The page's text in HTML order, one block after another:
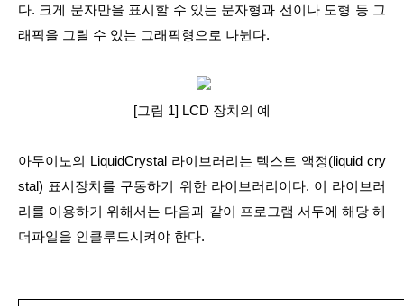
다. 크게 문자만을 표시할 수 있는 문자형과 선이나 도형 등 그
래픽을 그릴 수 있는 그래픽형으로 나뉜다.
[그림 1] LCD 장치의 예
아두이노의 LiquidCrystal 라이브러리는 텍스트 액정(liquid cry
stal) 표시장치를 구동하기 위한 라이브러리이다. 이 라이브러
리를 이용하기 위해서는 다음과 같이 프로그램 서두에 해당 헤
더파일을 인클루드시켜야 한다.